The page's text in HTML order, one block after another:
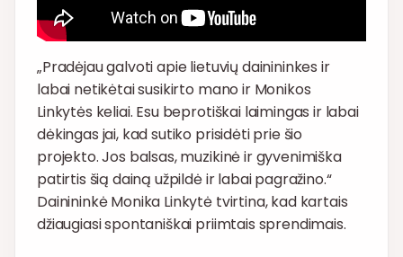
„Pradėjau galvoti apie lietuvių dainininkes ir
labai netikėtai susikirto mano ir Monikos
Linkytės keliai. Esu beprotiškai laimingas ir labai
dėkingas jai, kad sutiko prisidėti prie šio
projekto. Jos balsas, muzikinė ir gyvenimiška
patirtis šią dainą užpildė ir labai pagražino.“
Dainininkė Monika Linkytė tvirtina, kad kartais
džiaugiasi spontaniškai priimtais sprendimais.